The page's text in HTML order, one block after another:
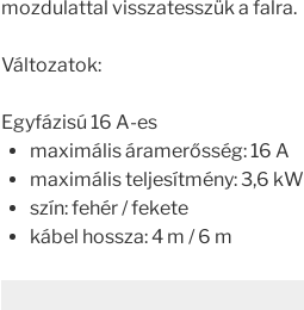
mozdulattal visszatesszük a falra.
Változatok:
Egyfázisú 16 A-es
maximális áramerősség: 16 A
maximális teljesítmény: 3,6 kW
szín: fehér / fekete
kábel hossza: 4 m / 6 m